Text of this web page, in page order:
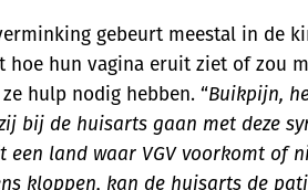
gebeurt meestal in de
hoe hun vagina eruit ziet of zou
hulp nodig hebben. “Buikpijn,
bij de huisarts gaan met deze
een land waar VGV voorkomt of
kloppen, kan de huisarts de